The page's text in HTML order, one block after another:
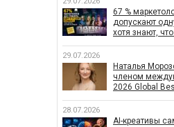
67 %
допускают
хотя знают,
29.07.2026
Наталья
членом
2026 Global
28.07.2026
AI-креативы